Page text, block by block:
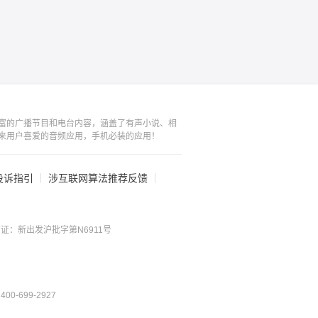
广播节目和电台内容，涵盖了有声小说、相
户喜爱的音频应用，手机必装的应用！
指引 涉互联网算法推荐反馈
：新出发沪批字第N6911号
699-2927